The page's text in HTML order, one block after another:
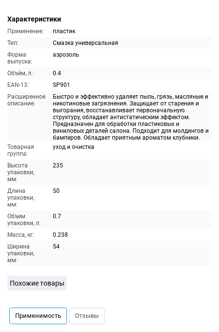
Характеристики
Применение:
пластик
Тип:
Смазка универсальная
Форма
выпуска:
аэрозоль
Объём, л:
0.4
EAN-13:
SP901
Расширенное
описание:
Быстро и эффективно удаляет пыль, грязь, масляные и
никотиновые загрязнения. Защищает от старения и
выгорания, восстанавливает первоначальную
структуру, обладает антистатическим эффектом.
Предназначен для обработки пластиковых и
виниловых деталей салона. Подходит для молдингов и
бамперов. Обладает приятным ароматом клубники.
Товарная
группа:
уход и очистка
Высота
упаковки,
мм:
235
Длина
упаковки,
мм:
50
Объем
упаковки, л:
0.7
Масса, кг:
0.238
Ширина
упаковки,
мм:
54
Похожие товары
Применимость Отзывы